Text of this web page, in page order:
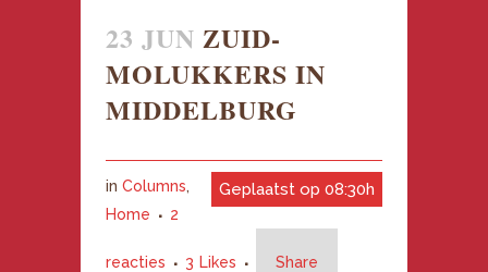
23 JUN ZUID-
MOLUKKERS IN
MIDDELBURG
Geplaatst op 08:30h
in Columns,
Home
2
reacties 3 Likes Share